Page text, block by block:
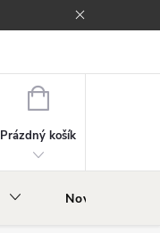
NÁKUPNÍ
Prázdný košík
Nově v